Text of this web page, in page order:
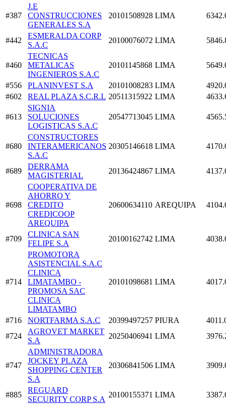
#387
J.E
CONSTRUCCIONES
GENERALES S.A
20101508928 LIMA
#442
ESMERALDA CORP
S.A.C
20100076072 LIMA
#460
TECNICAS
METALICAS
INGENIEROS S.A.C
20101145868 LIMA
#556 PLANINVEST S.A 20101008283 LIMA
#602
REAL PLAZA S.C.R.L 20511315922 LIMA
#613
SIGNIA
SOLUCIONES
LOGISTICAS S.A.C
20547713045 LIMA
#680
CONSTRUCTORES
INTERAMERICANOS
S.A.C
20305146618 LIMA
#689
DERRAMA
MAGISTERIAL
20136424867 LIMA
#698
COOPERATIVA DE
AHORRO Y
CREDITO
CREDICOOP
AREQUIPA
20600634110 AREQUIPA
#709
CLINICA SAN
FELIPE S.A
20100162742 LIMA
#714
PROMOTORA
ASISTENCIAL S.A.C
CLINICA
LIMATAMBO -
PROMOSA SAC
CLINICA
LIMATAMBO
20101098681 LIMA
#716 NORTFARMA S.A.C 20399497257 PIURA
#724
AGROVET MARKET
S.A
20250406941 LIMA
#747
ADMINISTRADORA
JOCKEY PLAZA
SHOPPING CENTER
S.A
20306841506 LIMA
#885
REGUARD
SECURITY CORP S.A
20100155371 LIMA